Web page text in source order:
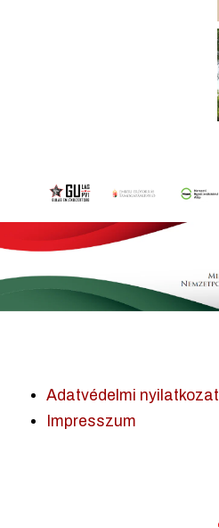
Adatvédelmi nyilatkozat
Impresszum